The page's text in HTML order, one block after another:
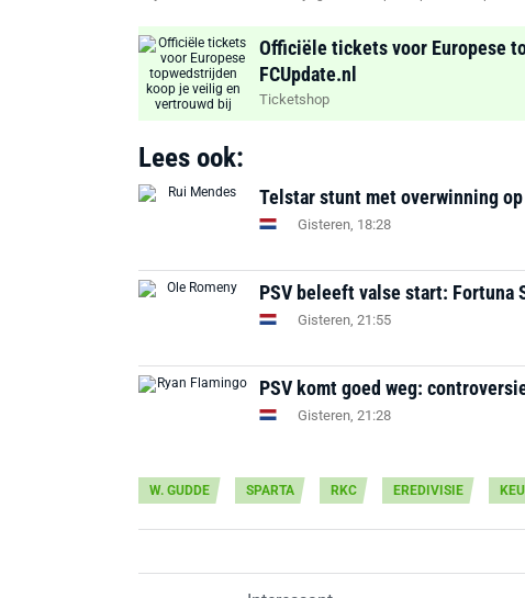
Officiële tickets voor Europese
FCUpdate.nl
Ticketshop
Lees ook:
Telstar stunt met overwinning
Gisteren, 18:28
PSV beleeft valse start:
Gisteren, 21:55
PSV komt goed weg:
Gisteren, 21:28
W. GUDDE SPARTA RKC EREDIVISIE